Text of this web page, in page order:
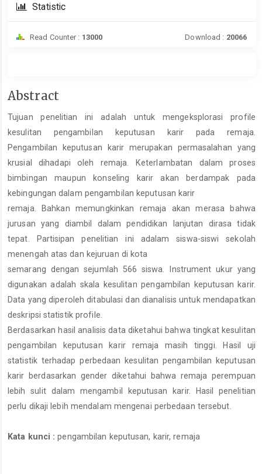
Statistic
Read Counter : 13000 Download : 20066
Main
Content
Abstract
Tujuan penelitian ini adalah untuk mengeksplorasi profile
kesulitan pengambilan keputusan karir pada remaja.
Pengambilan keputusan karir merupakan permasalahan yang
krusial dihadapi oleh remaja. Keterlambatan dalam proses
bimbingan maupun konseling karir akan berdampak pada
kebingungan dalam pengambilan keputusan karir
remaja. Bahkan memungkinkan remaja akan merasa bahwa
jurusan yang diambil dalam pendidikan lanjutan dirasa tidak
tepat. Partisipan penelitian ini adalam siswa-siswi sekolah
menengah atas dan kejuruan di kota
semarang dengan sejumlah 566 siswa. Instrument ukur yang
digunakan adalah skala kesulitan pengambilan keputusan karir.
Data yang diperoleh ditabulasi dan dianalisis untuk mendapatkan
deskripsi statistik profile.
Berdasarkan hasil analisis data diketahui bahwa tingkat kesulitan
pengambilan keputusan karir remaja masih tinggi. Hasil uji
statistik terhadap perbedaan kesulitan pengambilan keputusan
karir berdasarkan gender diketahui bahwa remaja perempuan
lebih sulit dalam mengambil keputusan karir. Hasil penelitian
perlu dikaji lebih mendalam mengenai perbedaan tersebut.
Kata kunci : pengambilan keputusan, karir, remaja